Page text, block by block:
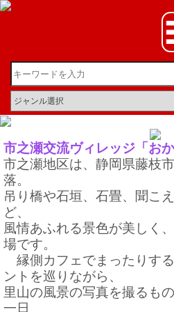
市之瀬交流ヴィレッジ「おか
市之瀬地区は、静岡県藤枝
落。
吊り橋や石垣、石畳、聞こ
ど、
風情あふれる景色が美しく
場です。
縁側カフェでまったりす
ントを巡りながら、
里山の風景の写真を撮るも
一日